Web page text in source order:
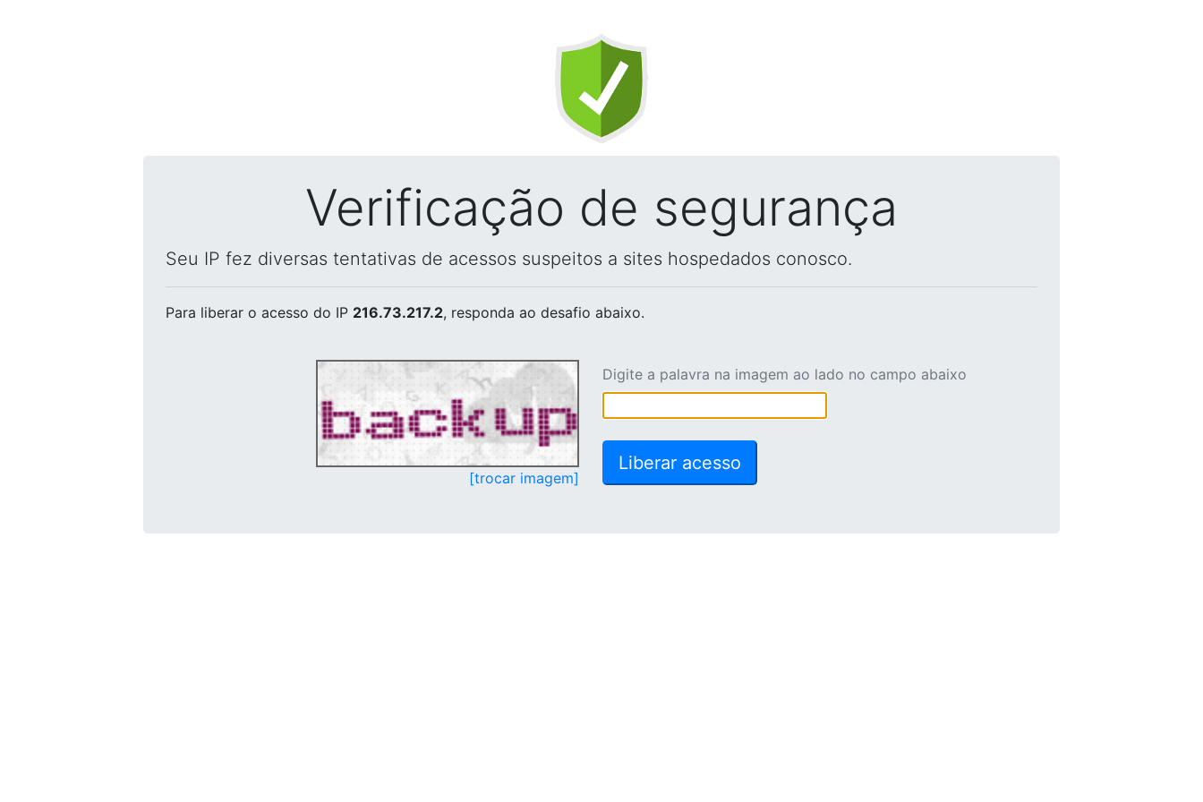
Verificação de segurança
Seu IP fez diversas tentativas de acessos suspeitos a sites hospedados conosco.
Para liberar o acesso do IP 216.73.217.2, responda ao desafio abaixo.
[trocar imagem]
Digite a palavra na imagem ao lado no campo abaixo